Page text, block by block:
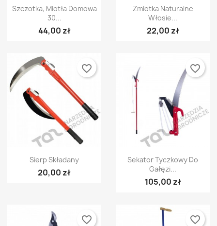
Szybki podgląd
Szczotka, Miotła Domowa
30...
44,00 zł
Szybki podgląd
Zmiotka Naturalne
Włosie...
22,00 zł
Szybki podgląd
Sierp Składany
20,00 zł
favorite_border
Szybki podgląd
Sekator Tyczkowy Do
Gałęzi...
105,00 zł
favorite_border
favorite_border favorite_border